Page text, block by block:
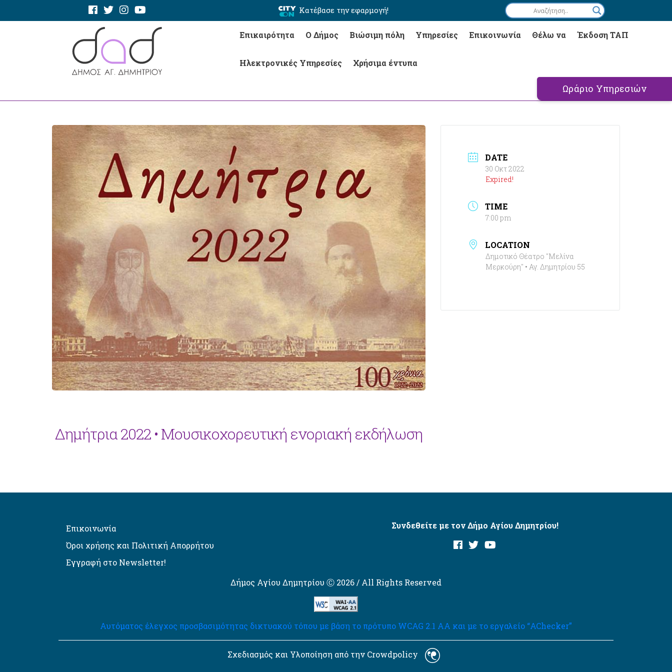
Κατέβασε την εφαρμογή!
Επικαιρότητα Ο Δήμος Βιώσιμη πόλη Υπηρεσίες Επικοινωνία Θέλω να Έκδοση ΤΑΠ
Ηλεκτρονικές Υπηρεσίες Χρήσιμα έντυπα
Ωράριο Υπηρεσιών
Δημήτρια 2022 • Μουσικοχορευτική ενοριακή εκδήλωση
DATE
30 Οκτ 2022
Expired!
TIME
7:00 pm
LOCATION
Δημοτικό Θέατρο "Μελίνα
Μερκούρη" • Αγ. Δημητρίου 55
Επικοινωνία
Όροι χρήσης και Πολιτική Απορρήτου
Εγγραφή στο Newsletter!
Συνδεθείτε με τον Δήμο Αγίου Δημητρίου!
Δήμος Αγίου Δημητρίου Ⓒ 2026 / All Rights Reserved
Αυτόματος έλεγχος προσβασιμότητας δικτυακού τόπου με βάση το πρότυπο WCAG 2.1 AA και με το εργαλείο “AChecker”
Σχεδιασμός και Υλοποίηση από την Crowdpolicy